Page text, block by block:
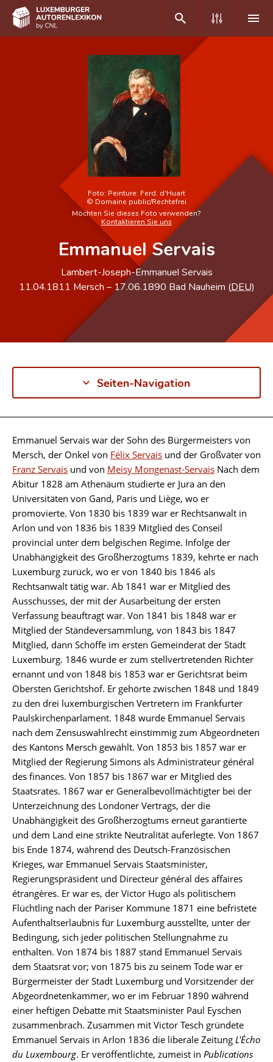
Autor(inn)en A-Z
Erweiterte Suche
Häufige Fragen und Antworten
Foto: Peinture: Ferd. d'Huart
© Domaine public/Rechtefrei
Möchten Sie dieses Foto verwenden?
Kontaktieren Sie uns
Emmanuel Servais
Lambert-Joseph-Emmanuel Servais
11.04.1811 Mersch – 17.06.1890 Bad Nauheim (DEU)
Seiten-Navigation
Biographie
Emmanuel Servais war der Sohn des Bürgermeisters von
Mersch, der Onkel von Félix Servais und der Großvater von
Franz Servais und von Meisy Mongenast-Servais Nach dem
Abitur 1828 am Athenäum studierte er Jura an den
Universitäten von Gand, Paris und Liège, wo er
promovierte. Von 1830 bis 1839 war er Rechtsanwalt in
Arlon und von 1836 bis 1839 Mitglied des Conseil
provincial unter dem belgischen Regime. Infolge der
Unabhängigkeit des Großherzogtums 1839, kehrte er nach
Luxemburg zurück, wo er von 1840 bis 1846 als
Rechtsanwalt tätig war. Ab 1841 war er Mitglied des
Ausschusses, der mit der Ausarbeitung der ersten
Verfassung beauftragt war. Von 1841 bis 1848 war er
Mitglied der Ständeversammlung, von 1843 bis 1847
Mitglied, dann Schöffe im ersten Gemeinderat der Stadt
Luxemburg. 1846 wurde er zum stellvertretenden Richter
ernannt und von 1848 bis 1853 war er Gerichtsrat beim
Obersten Gerichtshof. Er gehörte zwischen 1848 und 1849
zu den drei luxemburgischen Vertretern im Frankfurter
Paulskirchenparlament. 1848 wurde Emmanuel Servais
nach dem Zensuswahlrecht einstimmig zum Abgeordneten
des Kantons Mersch gewählt. Von 1853 bis 1857 war er
Mitglied der Regierung Simons als Administrateur général
des finances. Von 1857 bis 1867 war er Mitglied des
Staatsrates. 1867 war er Generalbevollmächtigter bei der
Unterzeichnung des Londoner Vertrags, der die
Unabhängigkeit des Großherzogtums erneut garantierte
und dem Land eine strikte Neutralität auferlegte. Von 1867
bis Ende 1874, während des Deutsch-Französischen
Krieges, war Emmanuel Servais Staatsminister,
Regierungspräsident und Directeur général des affaires
étrangères. Er war es, der Victor Hugo als politischem
Flüchtling nach der Pariser Kommune 1871 eine befristete
Aufenthaltserlaubnis für Luxemburg ausstellte, unter der
Bedingung, sich jeder politischen Stellungnahme zu
enthalten. Von 1874 bis 1887 stand Emmanuel Servais
dem Staatsrat vor; von 1875 bis zu seinem Tode war er
Bürgermeister der Stadt Luxemburg und Vorsitzender der
Abgeordnetenkammer, wo er im Februar 1890 während
einer heftigen Debatte mit Staatsminister Paul Eyschen
zusammenbrach. Zusammen mit Victor Tesch gründete
Emmanuel Servais in Arlon 1836 die liberale Zeitung L'Écho
du Luxembourg. Er veröffentlichte, zumeist in Publications